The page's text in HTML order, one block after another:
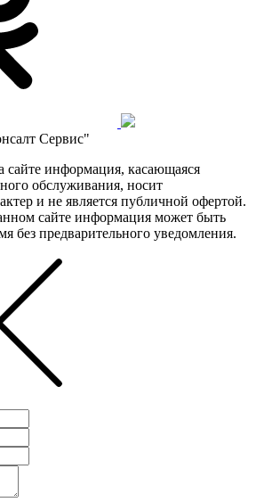
Сервис"
сайте информация, касающаяся
обслуживания, носит
и не является публичной офертой.
сайте информация может быть
без предварительного уведомления.